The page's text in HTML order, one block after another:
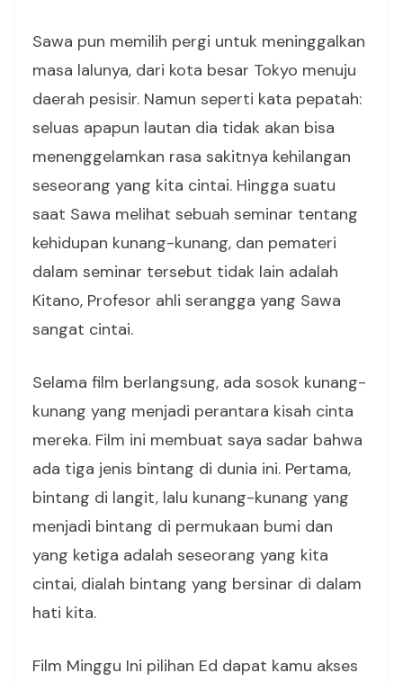
Sawa pun memilih pergi untuk meninggalkan
masa lalunya, dari kota besar Tokyo menuju
daerah pesisir. Namun seperti kata pepatah:
seluas apapun lautan dia tidak akan bisa
menenggelamkan rasa sakitnya kehilangan
seseorang yang kita cintai. Hingga suatu
saat Sawa melihat sebuah seminar tentang
kehidupan kunang-kunang, dan pemateri
dalam seminar tersebut tidak lain adalah
Kitano, Profesor ahli serangga yang Sawa
sangat cintai.
Selama film berlangsung, ada sosok kunang-
kunang yang menjadi perantara kisah cinta
mereka. Film ini membuat saya sadar bahwa
ada tiga jenis bintang di dunia ini. Pertama,
bintang di langit, lalu kunang-kunang yang
menjadi bintang di permukaan bumi dan
yang ketiga adalah seseorang yang kita
cintai, dialah bintang yang bersinar di dalam
hati kita.
Film Minggu Ini pilihan Ed dapat kamu akses